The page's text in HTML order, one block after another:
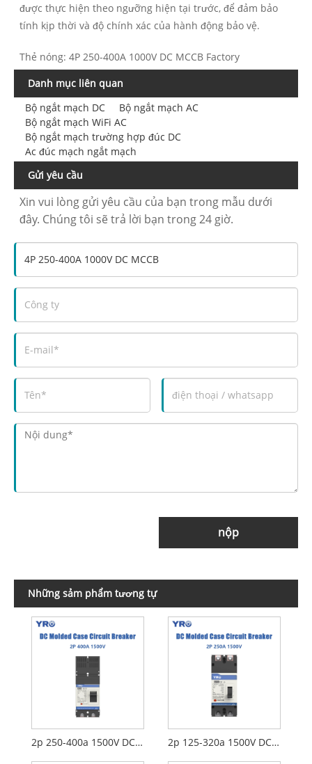
được thực hiện theo ngưỡng hiện tại trước, để đảm bảo
tính kịp thời và độ chính xác của hành động bảo vệ.
Thẻ nóng: 4P 250-400A 1000V DC MCCB Factory
Danh mục liên quan
Bộ ngắt mạch DC
Bộ ngắt mạch AC
Bộ ngắt mạch WiFi AC
Bộ ngắt mạch trường hợp đúc DC
Ac đúc mạch ngắt mạch
Gửi yêu cầu
Xin vui lòng gửi yêu cầu của bạn trong mẫu dưới
đây. Chúng tôi sẽ trả lời bạn trong 24 giờ.
nộp
Những sảm phẩm tương tự
2p 250-400a 1500V DC MCCB 2p 125-320a 1500V DC MCCB